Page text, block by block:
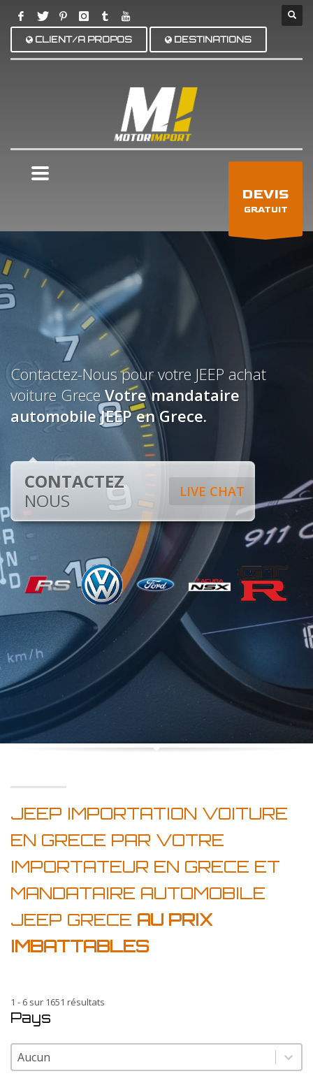
CLIENT/A PROPOS DESTINATIONS
DEVIS
GRATUIT
Contactez-Nous pour votre JEEP achat
voiture Grece Votre mandataire
automobile JEEP en Grece.
LIVE CHAT
CONTACTEZ
NOUS
JEEP IMPORTATION VOITURE
EN GRECE PAR VOTRE
IMPORTATEUR EN GRECE ET
MANDATAIRE AUTOMOBILE
JEEP GRECE AU PRIX
IMBATTABLES
1 - 6 sur 1651 résultats
Pays
Pays
Pays